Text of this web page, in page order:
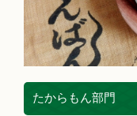
たからもん部門